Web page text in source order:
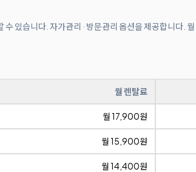
있습니다. 자가관리 · 방문관리 옵션을 제공합니다.
월 렌탈료
월 17,900원
월 15,900원
월 14,400원